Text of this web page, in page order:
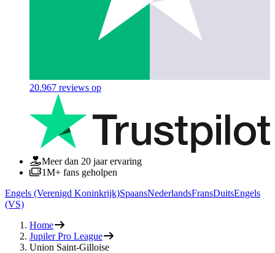
20.967 reviews op
Meer dan 20 jaar ervaring
1M+ fans geholpen
Engels (Verenigd Koninkrijk)SpaansNederlandsFransDuitsEngels
(VS)
Home
Jupiler Pro League
Union Saint-Gilloise